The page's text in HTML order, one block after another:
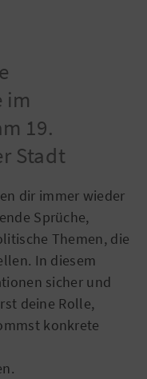
im
19.
Stadt
dir immer wieder
Sprüche,
Themen, die
In diesem
sicher und
deine Rolle,
konkrete